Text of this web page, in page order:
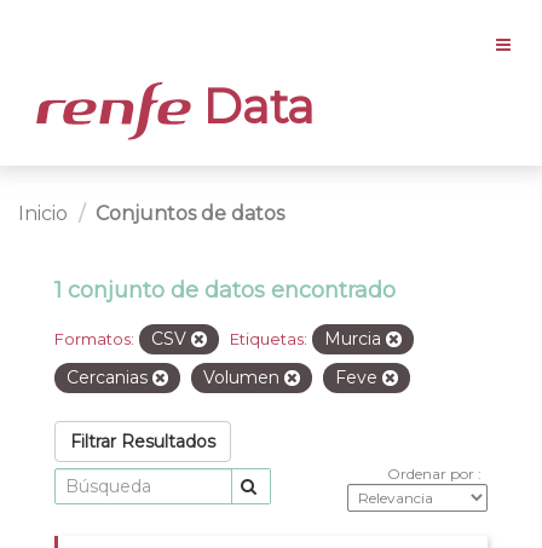
Data
Inicio Conjuntos de datos
1 conjunto de datos encontrado
Formatos: CSV Etiquetas:
Murcia
Cercanias
Volumen Feve
Filtrar Resultados
Ordenar por